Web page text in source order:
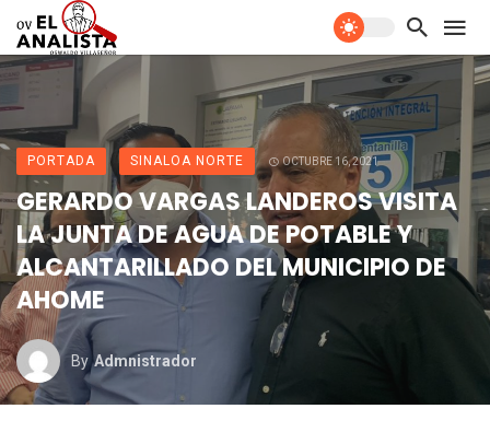
PORTADA SINALOA NORTE OCTUBRE 16, 2021
GERARDO VARGAS LANDEROS VISITA
LA JUNTA DE AGUA DE POTABLE Y
ALCANTARILLADO DEL MUNICIPIO DE
AHOME
By Admnistrador